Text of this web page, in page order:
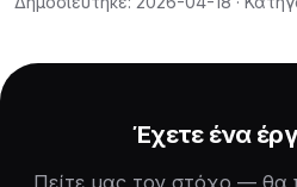
Έχετε ένα
Πείτε μας τον στόχο — θα